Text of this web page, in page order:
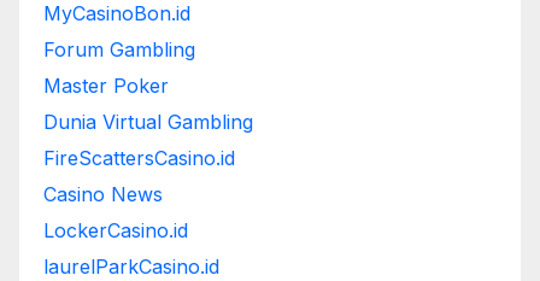
MyCasinoBon.id
Forum Gambling
Master Poker
Dunia Virtual Gambling
FireScattersCasino.id
Casino News
LockerCasino.id
laurelParkCasino.id